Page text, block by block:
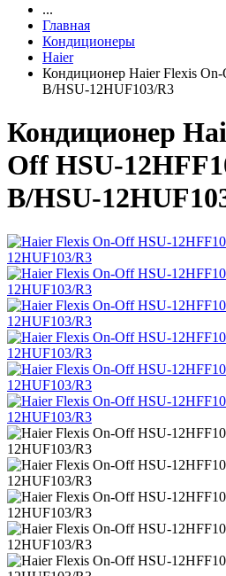
...
Главная
Кондиционеры
Haier
Кондиционер Haier Flexis
B/HSU-12HUF103/R3
Кондиционер
Off HSU-
B/HSU-